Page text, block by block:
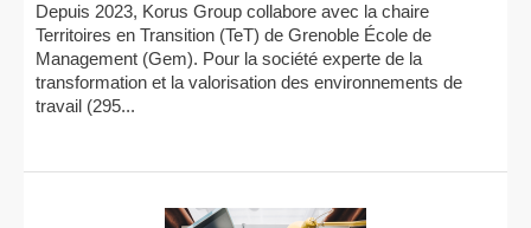
Depuis 2023, Korus Group collabore avec la chaire
Territoires en Transition (TeT) de Grenoble École de
Management (Gem). Pour la société experte de la
transformation et la valorisation des environnements de
travail (295...